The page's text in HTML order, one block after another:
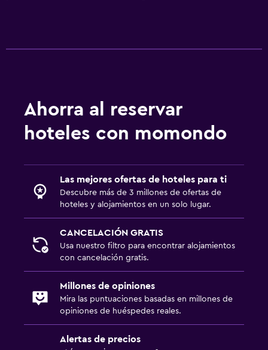
Ahorra al reservar
hoteles con momondo
Las mejores ofertas de hoteles para ti
Descubre más de 3 millones de ofertas de
hoteles y alojamientos en un solo lugar.
CANCELACIÓN GRATIS
Usa nuestro filtro para encontrar alojamientos
con cancelación gratis.
Millones de opiniones
Mira las puntuaciones basadas en millones de
opiniones de huéspedes reales.
Alertas de precios